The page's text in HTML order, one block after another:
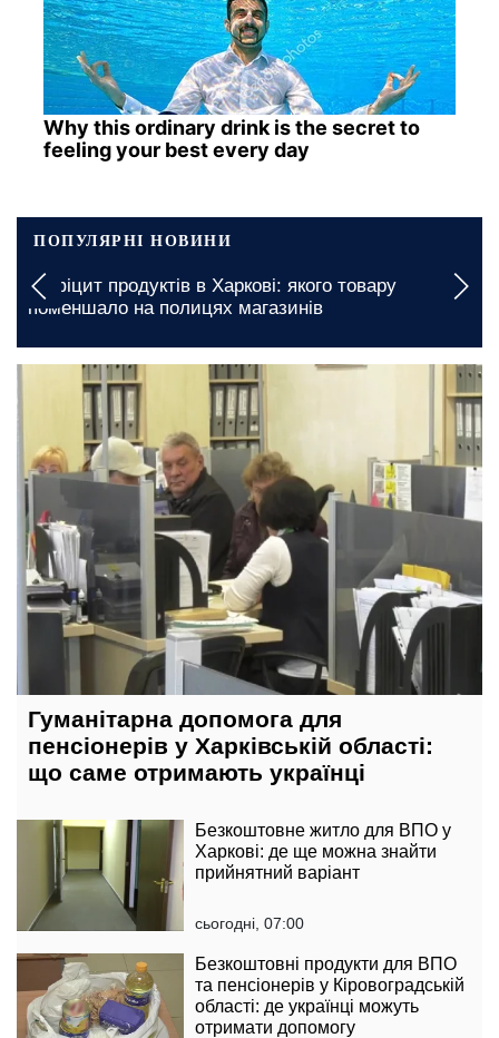
Why this ordinary drink is the secret to
feeling your best every day
ПОПУЛЯРНІ НОВИНИ
товару
Графіки відключення світла у
7 серпня: де варто бути готовими
незручностей
сьогодні, 08:00
Гуманітарна допомога для
пенсіонерів у Харківській області:
що саме отримають українці
Безкоштовне житло для ВПО у
Харкові: де ще можна знайти
прийнятний варіант
сьогодні, 07:00
Безкоштовні продукти для ВПО
та пенсіонерів у Кіровоградській
області: де українці можуть
отримати допомогу